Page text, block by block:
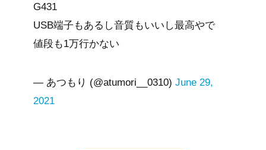
G431
USB端子もあるし音質もいいし最高やで
値段も1万行かない
— あつもり (@atumori__0310) June 29,
2021